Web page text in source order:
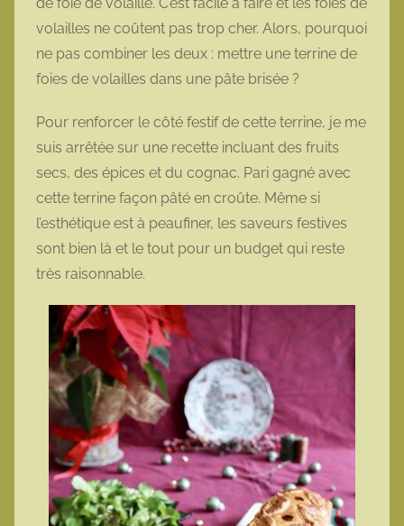
volailles ne coûtent pas trop cher. Alors, pourquoi
ne pas combiner les deux : mettre une terrine de
foies de volailles dans une pâte brisée ?
Pour renforcer le côté festif de cette terrine, je me
suis arrêtée sur une recette incluant des fruits
secs, des épices et du cognac. Pari gagné avec
cette terrine façon pâté en croûte. Même si
l’esthétique est à peaufiner, les saveurs festives
sont bien là et le tout pour un budget qui reste
très raisonnable.